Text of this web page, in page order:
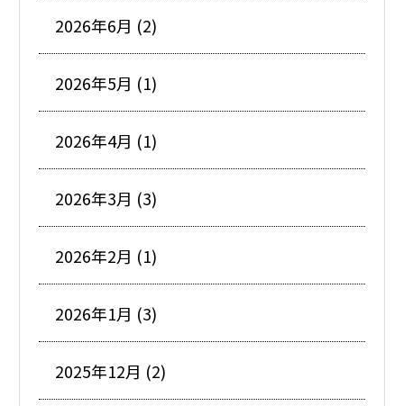
2026年6月 (2)
2026年5月 (1)
2026年4月 (1)
2026年3月 (3)
2026年2月 (1)
2026年1月 (3)
2025年12月 (2)